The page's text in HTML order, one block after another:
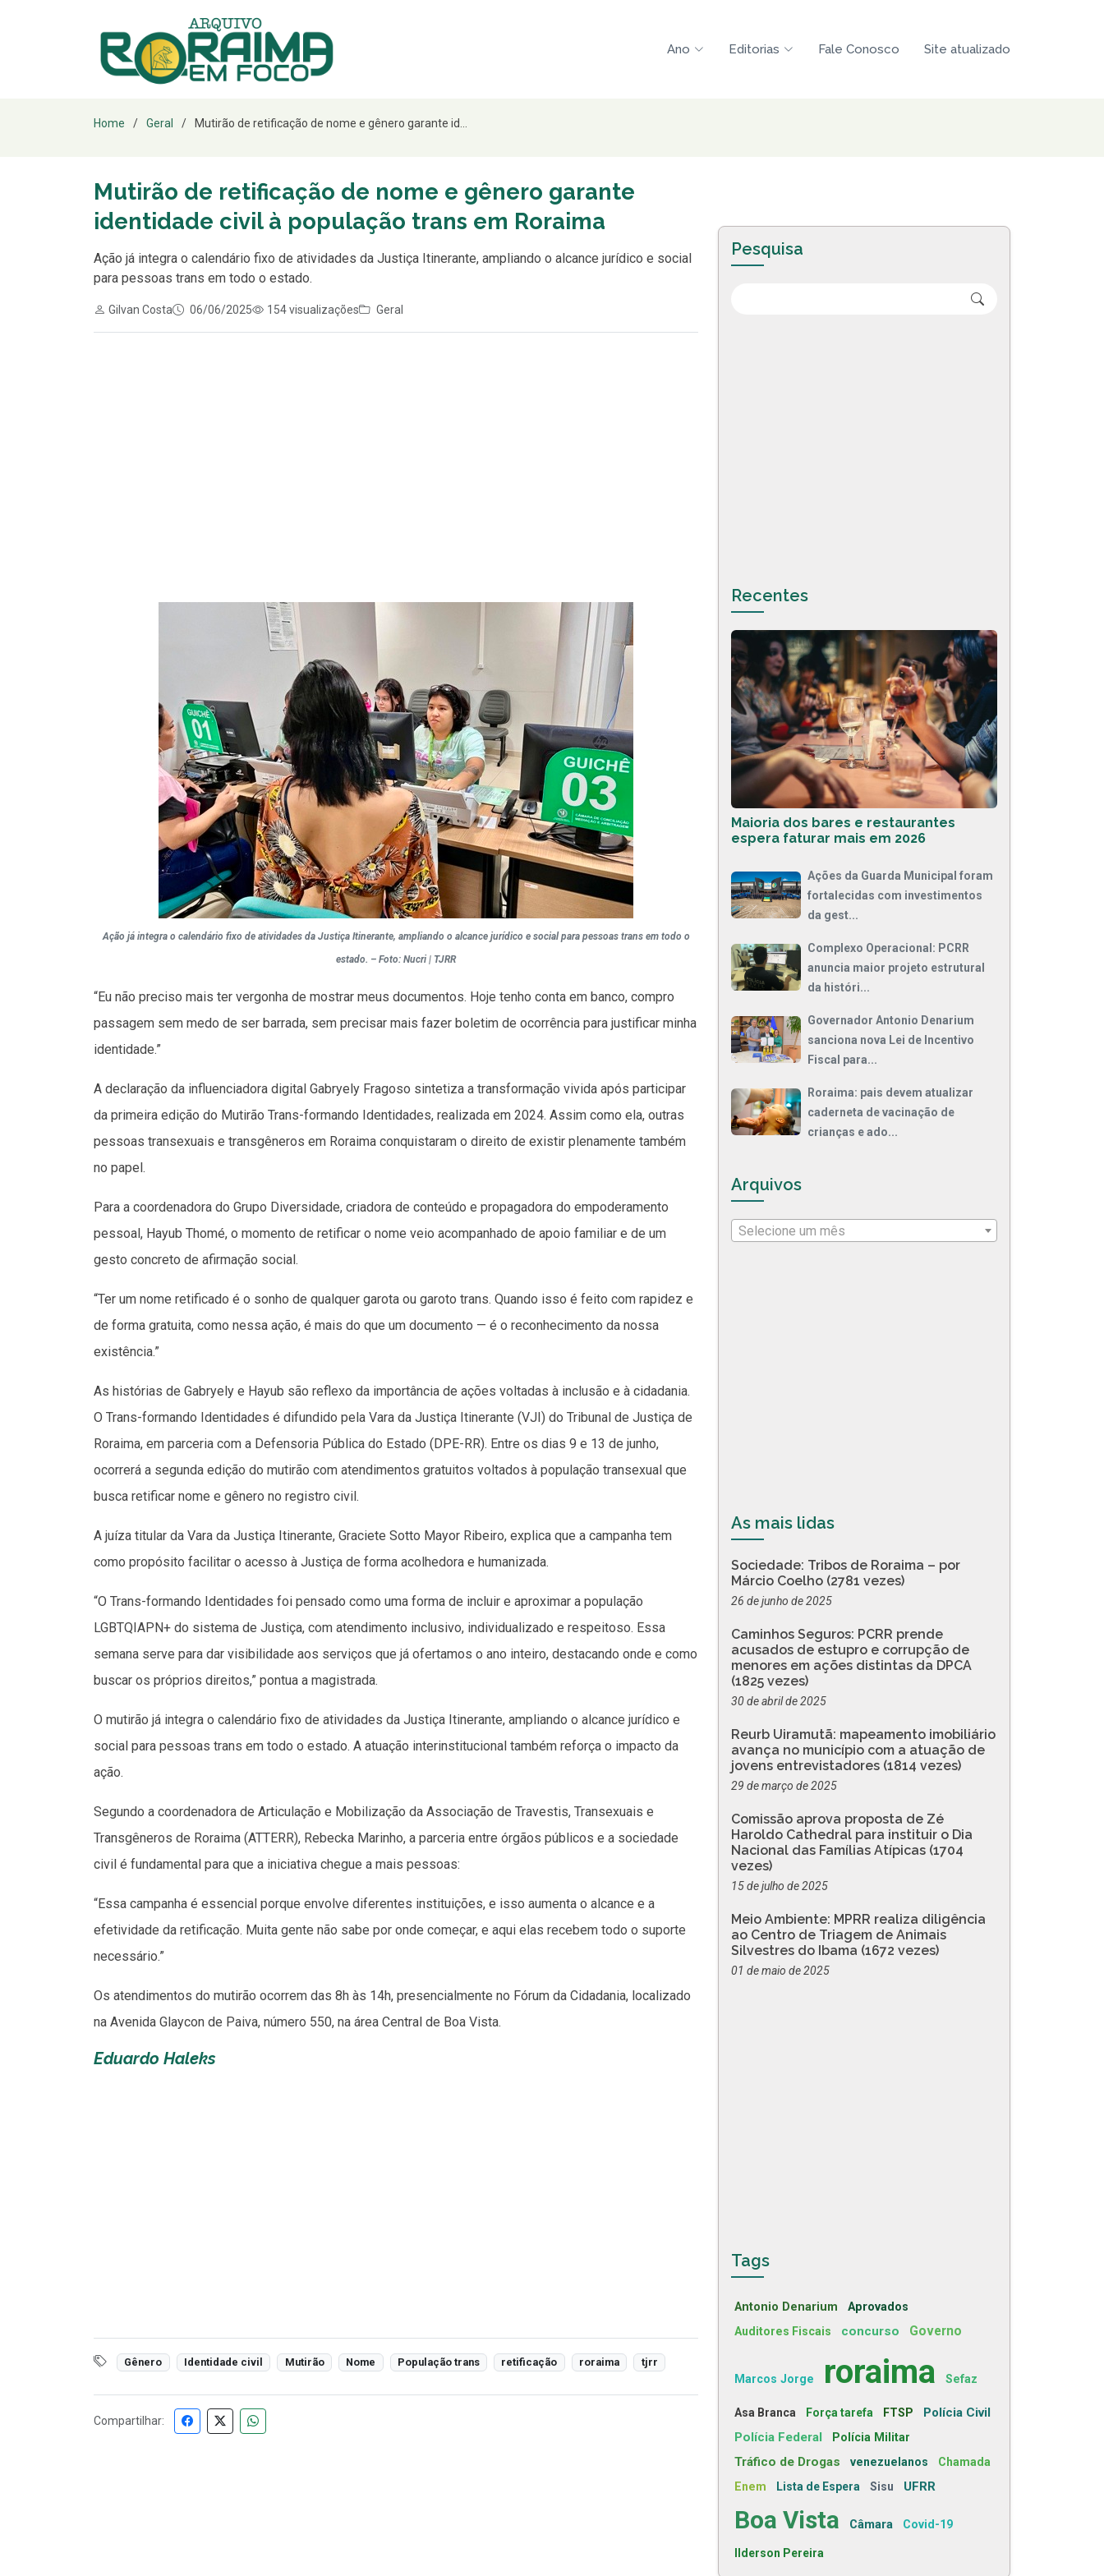
Ano Editorias Fale Conosco Site atualizado
Home Geral Mutirão de retificação de nome e gênero garante id...
Mutirão de retificação de nome e gênero garante
identidade civil à população trans em Roraima
Ação já integra o calendário fixo de atividades da Justiça Itinerante, ampliando o alcance jurídico e social
para pessoas trans em todo o estado.
Gilvan Costa 06/06/2025 154 visualizações Geral
Ação já integra o calendário fixo de atividades da Justiça Itinerante, ampliando o alcance jurídico e social para pessoas trans em todo o
estado. – Foto: Nucri | TJRR
“Eu não preciso mais ter vergonha de mostrar meus documentos. Hoje tenho conta em banco, compro
passagem sem medo de ser barrada, sem precisar mais fazer boletim de ocorrência para justificar minha
identidade.”
A declaração da influenciadora digital Gabryely Fragoso sintetiza a transformação vivida após participar
da primeira edição do Mutirão Trans-formando Identidades, realizada em 2024. Assim como ela, outras
pessoas transexuais e transgêneros em Roraima conquistaram o direito de existir plenamente também
no papel.
Para a coordenadora do Grupo Diversidade, criadora de conteúdo e propagadora do empoderamento
pessoal, Hayub Thomé, o momento de retificar o nome veio acompanhado de apoio familiar e de um
gesto concreto de afirmação social.
“Ter um nome retificado é o sonho de qualquer garota ou garoto trans. Quando isso é feito com rapidez e
de forma gratuita, como nessa ação, é mais do que um documento — é o reconhecimento da nossa
existência.”
As histórias de Gabryely e Hayub são reflexo da importância de ações voltadas à inclusão e à cidadania.
O Trans-formando Identidades é difundido pela Vara da Justiça Itinerante (VJI) do Tribunal de Justiça de
Roraima, em parceria com a Defensoria Pública do Estado (DPE-RR). Entre os dias 9 e 13 de junho,
ocorrerá a segunda edição do mutirão com atendimentos gratuitos voltados à população transexual que
busca retificar nome e gênero no registro civil.
A juíza titular da Vara da Justiça Itinerante, Graciete Sotto Mayor Ribeiro, explica que a campanha tem
como propósito facilitar o acesso à Justiça de forma acolhedora e humanizada.
“O Trans-formando Identidades foi pensado como uma forma de incluir e aproximar a população
LGBTQIAPN+ do sistema de Justiça, com atendimento inclusivo, individualizado e respeitoso. Essa
semana serve para dar visibilidade aos serviços que já ofertamos o ano inteiro, destacando onde e como
buscar os próprios direitos,” pontua a magistrada.
O mutirão já integra o calendário fixo de atividades da Justiça Itinerante, ampliando o alcance jurídico e
social para pessoas trans em todo o estado. A atuação interinstitucional também reforça o impacto da
ação.
Segundo a coordenadora de Articulação e Mobilização da Associação de Travestis, Transexuais e
Transgêneros de Roraima (ATTERR), Rebecka Marinho, a parceria entre órgãos públicos e a sociedade
civil é fundamental para que a iniciativa chegue a mais pessoas:
“Essa campanha é essencial porque envolve diferentes instituições, e isso aumenta o alcance e a
efetividade da retificação. Muita gente não sabe por onde começar, e aqui elas recebem todo o suporte
necessário.”
Os atendimentos do mutirão ocorrem das 8h às 14h, presencialmente no Fórum da Cidadania, localizado
na Avenida Glaycon de Paiva, número 550, na área Central de Boa Vista.
Eduardo Haleks
Gênero Identidade civil Mutirão Nome População trans retificação roraima tjrr
Compartilhar:
Pesquisa
Recentes
Maioria dos bares e restaurantes
espera faturar mais em 2026
Ações da Guarda Municipal foram
fortalecidas com investimentos
da gest...
Complexo Operacional: PCRR
anuncia maior projeto estrutural
da históri...
Governador Antonio Denarium
sanciona nova Lei de Incentivo
Fiscal para...
Roraima: pais devem atualizar
caderneta de vacinação de
crianças e ado...
Arquivos
Selecione um mês
As mais lidas
Sociedade: Tribos de Roraima – por
Márcio Coelho (2781 vezes)
26 de junho de 2025
Caminhos Seguros: PCRR prende
acusados de estupro e corrupção de
menores em ações distintas da DPCA
(1825 vezes)
30 de abril de 2025
Reurb Uiramutã: mapeamento imobiliário
avança no município com a atuação de
jovens entrevistadores (1814 vezes)
29 de março de 2025
Comissão aprova proposta de Zé
Haroldo Cathedral para instituir o Dia
Nacional das Famílias Atípicas (1704
vezes)
15 de julho de 2025
Meio Ambiente: MPRR realiza diligência
ao Centro de Triagem de Animais
Silvestres do Ibama (1672 vezes)
01 de maio de 2025
Tags
Antonio Denarium Aprovados
Auditores Fiscais concurso Governo
Marcos Jorge roraima Sefaz
Asa Branca Força tarefa FTSP
Polícia Civil
Polícia Federal
Polícia Militar
Tráfico de Drogas venezuelanos
Chamada
Enem
Lista de Espera Sisu UFRR
Boa Vista Câmara Covid-19
Ilderson Pereira